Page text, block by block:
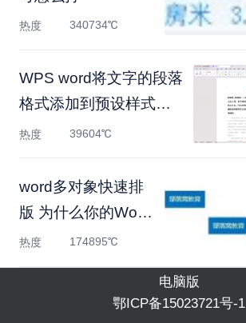
热度 340734℃
WPS word将文字的段落
格式添加到预设样式中
的方法
热度 39604℃
word多对象快速排
版 为什么你的Word
文档排版凌乱
热度 174895℃
电脑版
鄂ICP备15023721号-1